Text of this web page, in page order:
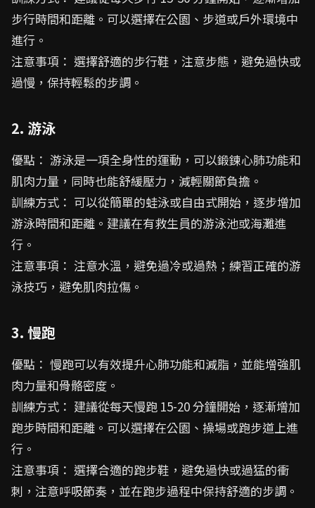
步行時間和距離。可以選擇在公園、步道或戶外環境中
進行。
注意事項： 選擇舒適的步行鞋，注意步態，避免過快或
過慢，保持輕鬆的步調。
2. 游泳
優點： 游泳是一項全身性的運動，可以鍛鍊心肺功能和
肌肉力量，同時也能舒緩壓力，減輕關節負擔。
訓練方式： 可以從簡單的蛙泳或自由式開始，逐步增加
游泳時間和距離。建議在有救生員的游泳池或海灘進
行。
注意事項： 注意水溫，避免過冷或過熱；練習正確的游
泳技巧，避免肌肉拉傷。
3. 慢跑
優點： 慢跑可以有效提升心肺功能和減脂，並能增強肌
肉力量和骨骼密度。
訓練方式： 建議從每天慢跑 15-20 分鐘開始，逐漸增加
跑步時間和距離。可以選擇在公園、操場或跑步道上進
行。
注意事項： 選擇合適的跑步鞋，避免過快或過猛的衝
刺，注意呼吸節奏，並在跑步過程中保持舒適的步調。